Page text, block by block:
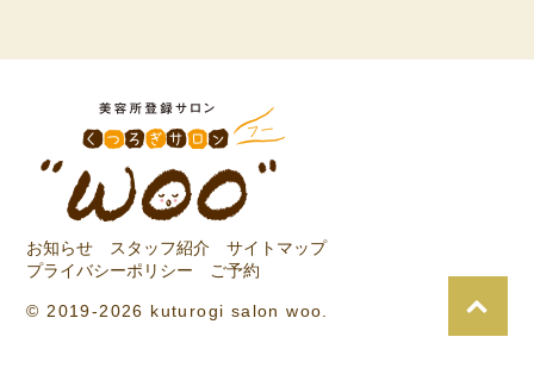
お知らせ スタッフ紹介
サイトマップ
プライバシーポリシー
ご予約
© 2019-2026 kuturogi salon woo.